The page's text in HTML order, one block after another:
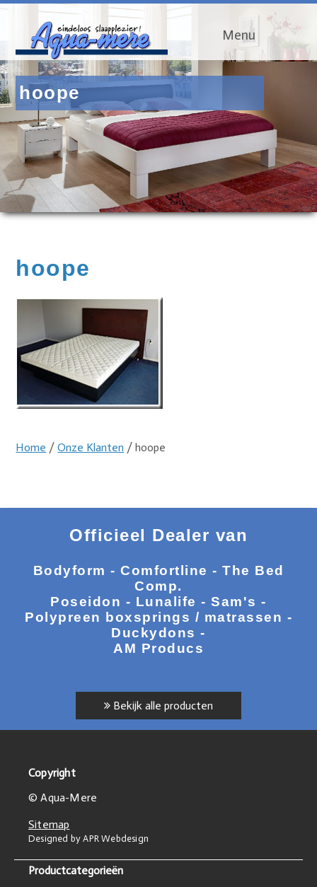
Menu
hoope
hoope
Home /Onze Klanten / hoope
Officieel Dealer van
Bodyform - Comfortline - The Bed
Comp.
Poseidon - Lunalife - Sam's -
Polypreen boxsprings / matrassen -
Duckydons -
AM Producs
Bekijk alle producten
Copyright
© Aqua-Mere
Sitemap
Designed by APR Webdesign
Productcategorieën